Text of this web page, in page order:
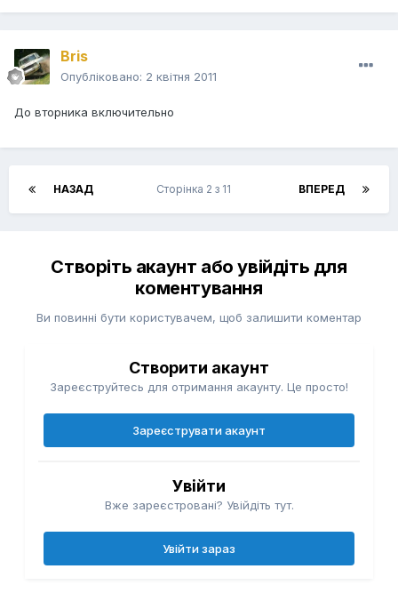
Bris
Опубліковано: 2 квітня 2011
До вторника включительно
НАЗАД ВПЕРЕД
Сторінка 2 з 11
Створіть акаунт або увійдіть для
коментування
Ви повинні бути користувачем, щоб залишити коментар
Створити акаунт
Зареєструйтесь для отримання акаунту. Це просто!
Зареєструвати акаунт
Увійти
Вже зареєстровані? Увійдіть тут.
Увійти зараз